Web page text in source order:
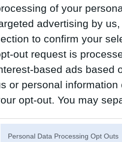
of your
advertising by
to confirm your
out request is
based ads based
or personal
opt-out. You may
Personal Data Processing Opt Outs